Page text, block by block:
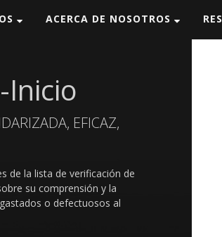
ACERCA DE NOSOTROS
Inicio
EFICAZ,
de la lista de verificación de
su comprensión y la
o defectuosos al
Tractor D11T Caterpillar (detalle)